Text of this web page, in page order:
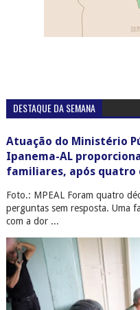
DESTAQUE DA SEMANA
Atuação do Ministério
Ipanema-AL
familiares, após quatro
Foto.: MPEAL Foram quatro
perguntas sem resposta. Uma
com a dor ...